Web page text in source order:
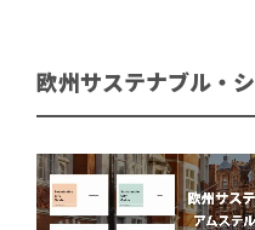
欧州サステナブル・